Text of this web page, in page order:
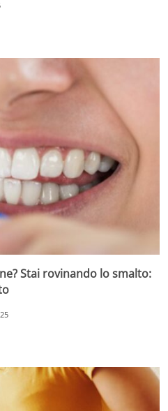
Stai rovinando lo smalto: